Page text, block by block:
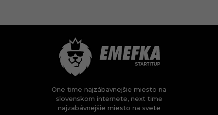
One time najzábavnejšie miesto na
slovenskom internete, next time
najzabávnejšie miesto na svete